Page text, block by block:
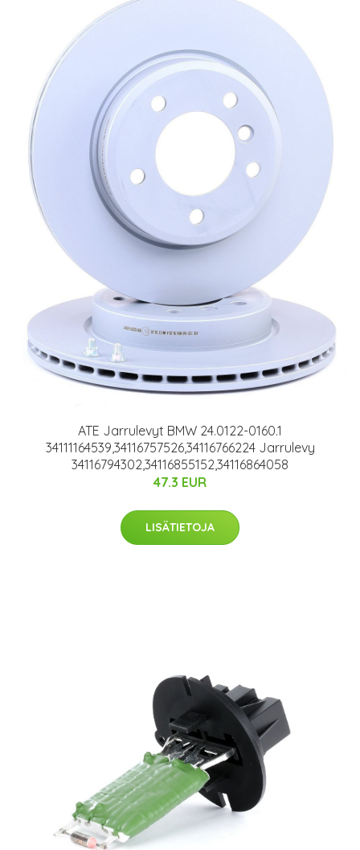
ATE Jarrulevyt BMW 24.0122-0160.1
34111164539,34116757526,34116766224 Jarrulevy
34116794302,34116855152,34116864058
47.3 EUR
LISÄTIETOJA